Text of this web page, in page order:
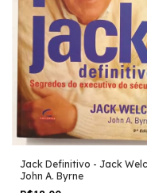
Jack Definitivo - Jack
John A. Byrne